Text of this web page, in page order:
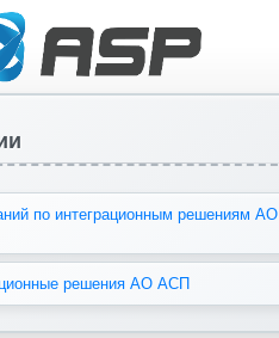
по интеграционным решениям АО
решения АО АСП